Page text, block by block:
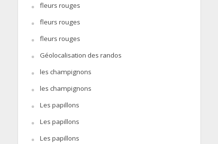
fleurs rouges
fleurs rouges
fleurs rouges
Géolocalisation des randos
les champignons
les champignons
Les papillons
Les papillons
Les papillons